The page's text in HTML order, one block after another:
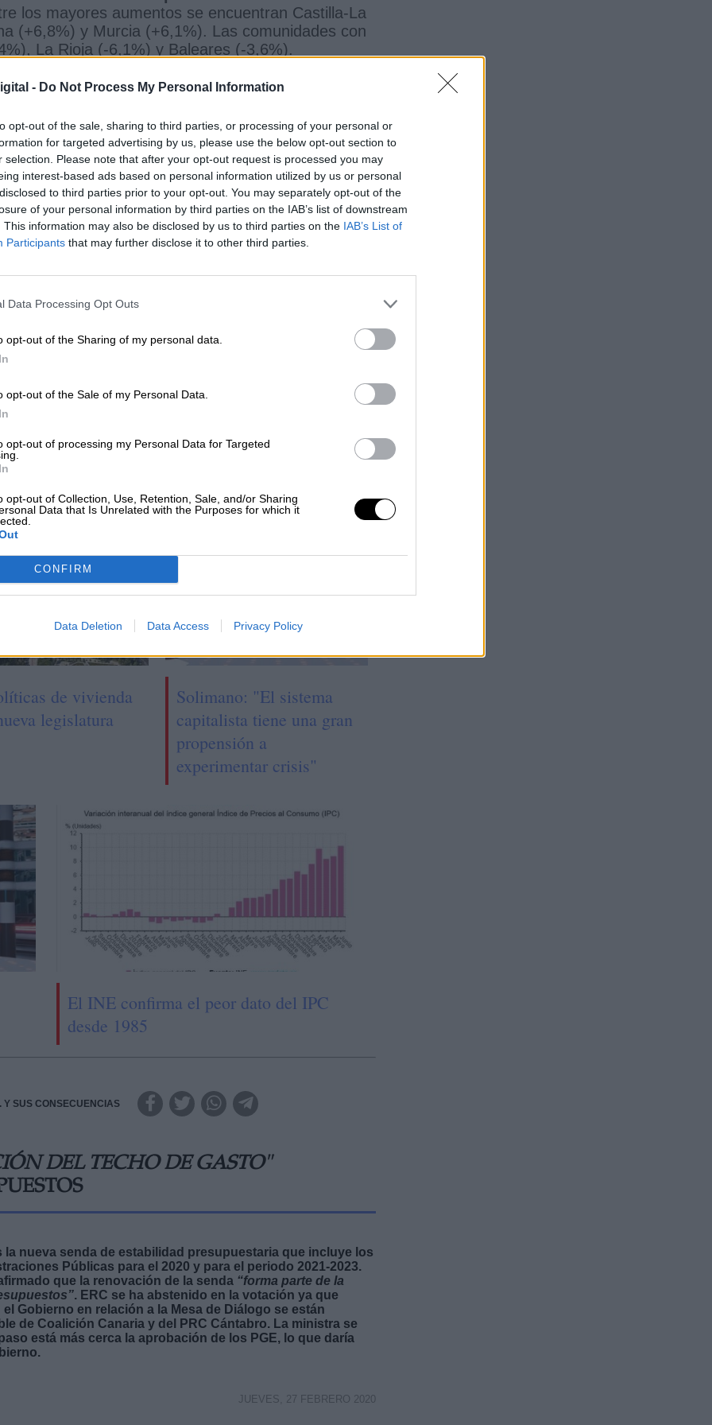
- Do Not Process My Personal Information
opt-out of the sale, sharing to third parties, or processing of your personal or
for targeted advertising by us, please use the below opt-out section to
selection. Please note that after your opt-out request is processed you may
interest-based ads based on personal information utilized by us or personal
to third parties prior to your opt-out. You may separately opt-out of the
of your personal information by third parties on the IAB’s list of downstream
This information may also be disclosed by us to third parties on the IAB’s List of
Participants that may further disclose it to other third parties.
Data Processing Opt Outs
opt-out of the Sharing of my personal data.
opt-out of the Sale of my Personal Data.
opt-out of processing my Personal Data for Targeted
opt-out of Collection, Use, Retention, Sale, and/or Sharing
Data that Is Unrelated with the Purposes for which it
CONFIRM
Data Deletion Data Access Privacy Policy
los mayores aumentos se encuentran Castilla-La
(+6,8%) y Murcia (+6,1%). Las comunidades con
La Rioja (-6,1%) y Baleares (-3,6%).
capital en 2019 fueron Madrid (11.739,5
RELACIONADAS
de vivienda
legislatura
Solimano: "El sistema
capitalista tiene una gran
propensión a
experimentar crisis"
El INE confirma el peor dato del IPC
desde 1985
Y SUS CONSECUENCIAS
DEL TECHO DE GASTO"
nueva senda de estabilidad presupuestaria que incluye los
Públicas para el 2020 y para el periodo 2021-2023.
que la renovación de la senda “forma parte de la
. ERC se ha abstenido en la votación ya que
Gobierno en relación a la Mesa de Diálogo se están
de Coalición Canaria y del PRC Cántabro. La ministra se
está más cerca la aprobación de los PGE, lo que daría
JUEVES, 27 FEBRERO 2020